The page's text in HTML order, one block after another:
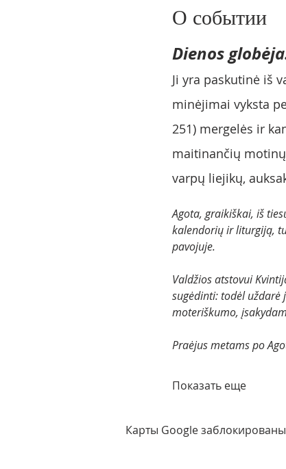
О событии
Dienos
Ji yra paskutinė iš
minėjimai vyksta
251) mergelės ir
maitinančių
varpų liejikų,
Agota, graikiškai, iš
kalendorių ir liturgiją,
pavojuje.
Valdžios atstovui
sugėdinti: todėl uždarė
moteriškumo,
Praėjus metams po
Показать еще
Карты Google